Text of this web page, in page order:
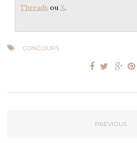
Threads ou X.
CONCOURS
PREVIOUS